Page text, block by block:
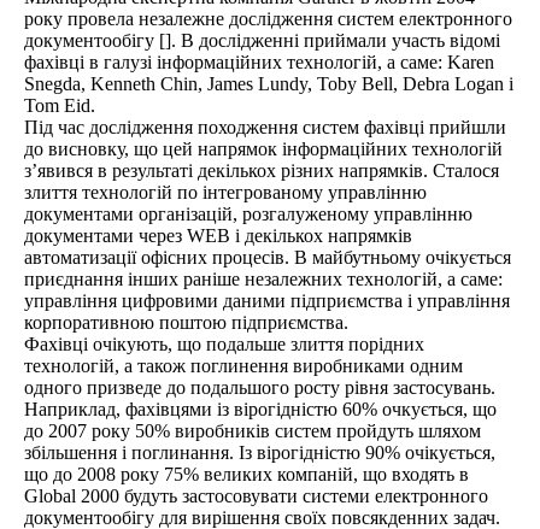
року провела незалежне дослідження систем електронного
документообігу []. В дослідженні приймали участь відомі
фахівці в галузі інформаційних технологій, а саме: Karen
Snegda, Kenneth Chin, James Lundy, Toby Bell, Debra Logan і
Tom Eid.
Під час дослідження походження систем фахівці прийшли
до висновку, що цей напрямок інформаційних технологій
з’явився в результаті декількох різних напрямків. Сталося
злиття технологій по інтегрованому управлінню
документами організацій, розгалуженому управлінню
документами через WEB і декількох напрямків
автоматизації офісних процесів. В майбутньому очікується
приєднання інших раніше незалежних технологій, а саме:
управління цифровими даними підприємства і управління
корпоративною поштою підприємства.
Фахівці очікують, що подальше злиття порідних
технологій, а також поглинення виробниками одним
одного призведе до подальшого росту рівня застосувань.
Наприклад, фахівцями із вірогідністю 60% очкується, що
до 2007 року 50% виробників систем пройдуть шляхом
збільшення і поглинання. Із вірогідністю 90% очікується,
що до 2008 року 75% великих компаній, що входять в
Global 2000 будуть застосовувати системи електронного
документообігу для вирішення своїх повсякденних задач.